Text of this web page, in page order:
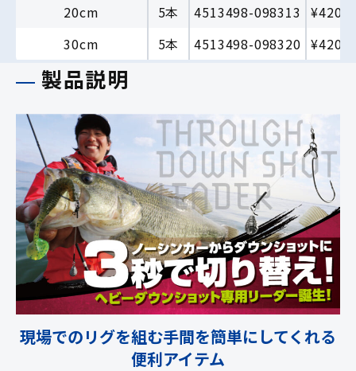
20cm
5本 4513498-098313 ¥420
30cm
5本 4513498-098320 ¥420
製品説明
現場でのリグを組む手間を簡単にしてくれる
便利アイテム